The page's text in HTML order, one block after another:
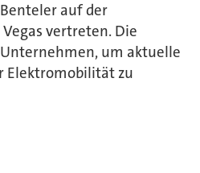
auf der
Vegas vertreten. Die
um aktuelle
Elektromobilität zu